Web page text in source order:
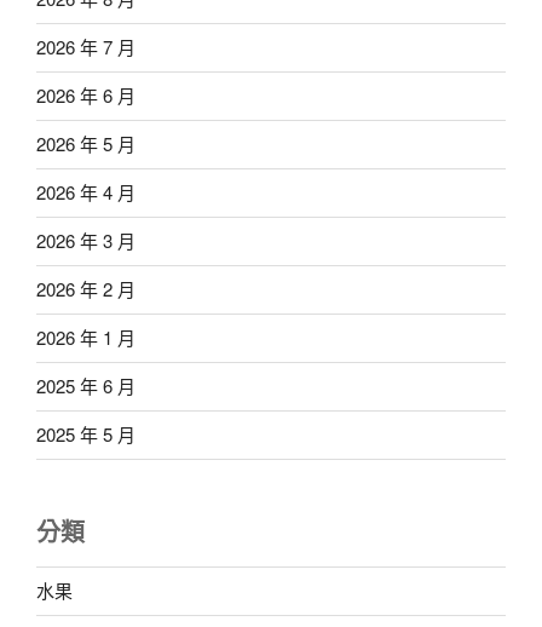
2026 年 7 月
2026 年 6 月
2026 年 5 月
2026 年 4 月
2026 年 3 月
2026 年 2 月
2026 年 1 月
2025 年 6 月
2025 年 5 月
分類
水果